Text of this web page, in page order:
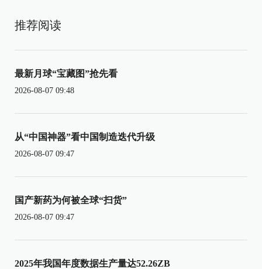
推荐阅读
最新月球“宝藏图”抢先看
2026-08-07 09:48
从“中国神器”看中国制造迭代升级
2026-08-07 09:47
国产新药为何被全球“扫货”
2026-08-07 09:47
2025年我国年度数据生产量达52.26ZB